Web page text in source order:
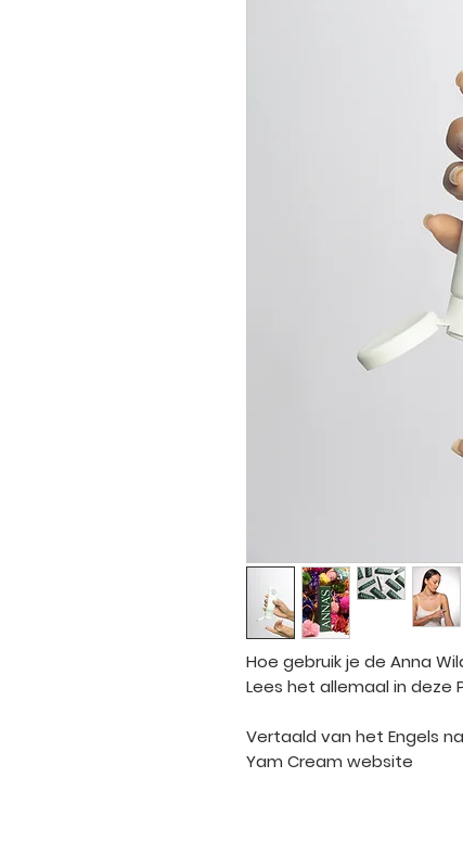
Hoe gebruik je de Anna
Lees het allemaal in deze
Vertaald van het Engels
Yam Cream website